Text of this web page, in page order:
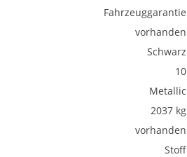
Fahrzeuggarantie
vorhanden
Schwarz
10
Metallic
2037 kg
vorhanden
Stoff